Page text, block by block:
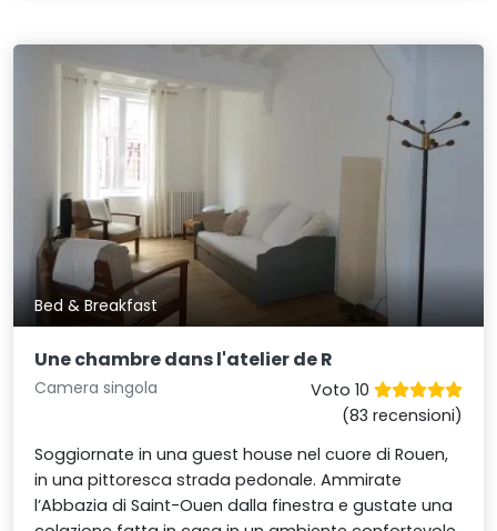
Bed & Breakfast
Une chambre dans l'atelier de R
Camera singola
Voto 10
(83 recensioni)
Soggiornate in una guest house nel cuore di Rouen,
in una pittoresca strada pedonale. Ammirate
l’Abbazia di Saint-Ouen dalla finestra e gustate una